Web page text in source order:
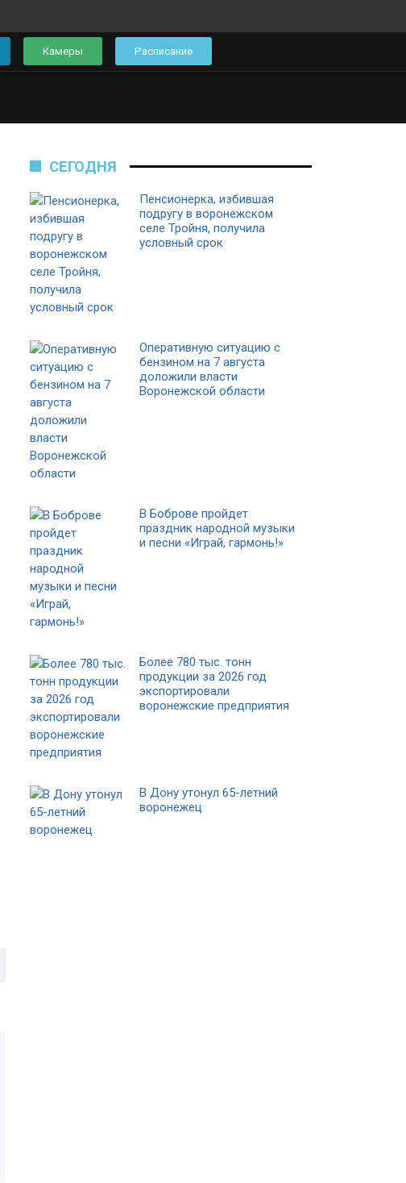
Камеры Расписание
СЕГОДНЯ
Пенсионерка, избившая
подругу в воронежском
селе Тройня, получила
условный срок
Оперативную ситуацию с
бензином на 7 августа
доложили власти
Воронежской области
В Боброве пройдет
праздник народной музыки
и песни «Играй, гармонь!»
Более 780 тыс. тонн
продукции за 2026 год
экспортировали
воронежские предприятия
В Дону утонул 65-летний
воронежец